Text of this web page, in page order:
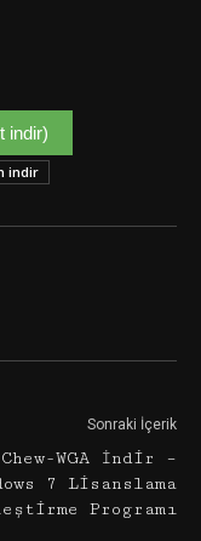
indir)
indir
Sonraki İçerik
Chew-WGA İndir –
7 Lisanslama
Programı